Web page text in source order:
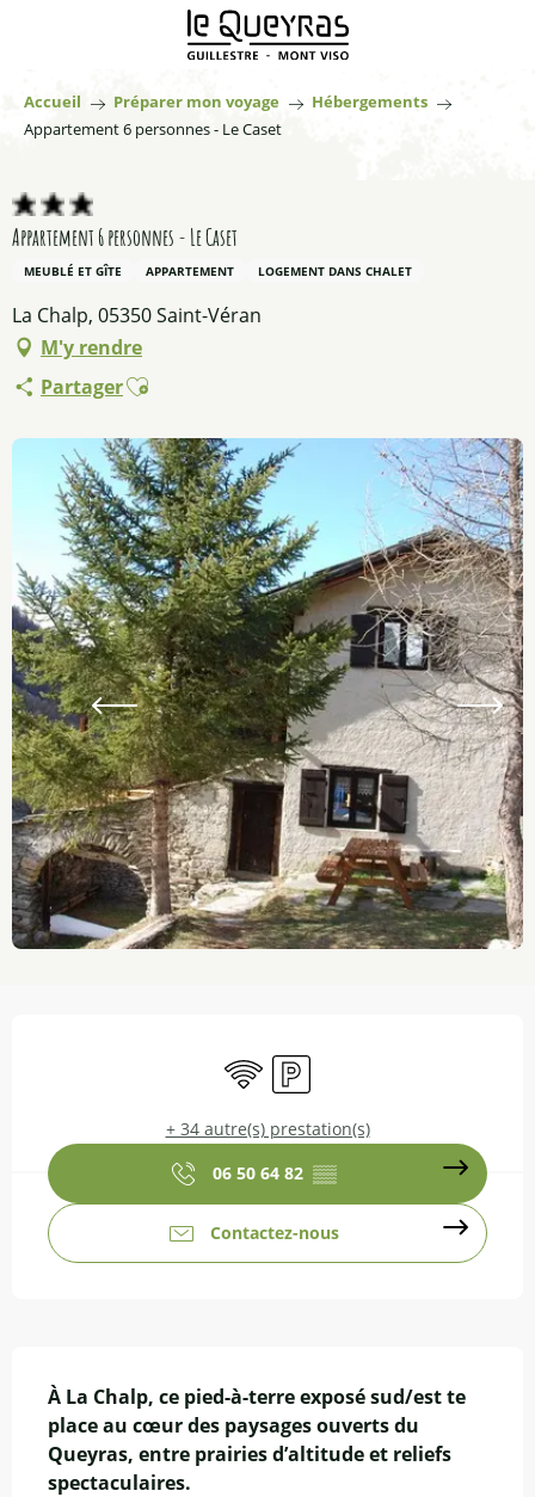
principal
Accueil Préparer mon voyage
Hébergements
Appartement 6 personnes - Le Caset
Appartement 6 personnes - Le Caset
MEUBLÉ ET GÎTE APPARTEMENT LOGEMENT DANS CHALET
La Chalp, 05350 Saint-Véran
M'y rendre
PartagerAjouter aux favoris
WiFi Parking
+ 34 autre(s) prestation(s)
06 50 64 82 ▒▒
Contactez-nous
À La Chalp, ce pied-à-terre exposé sud/est te
place au cœur des paysages ouverts du
Queyras, entre prairies d’altitude et reliefs
spectaculaires.